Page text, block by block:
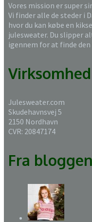
Vores mission er super
Vi finder alle de steder i
hvor du kan købe en
julesweater. Du slipper
igennem for at finde
Virksomhed
Julesweater.com
Skudehavnsvej 5
2150 Nordhavn
CVR: 20847174
Fra bloggen